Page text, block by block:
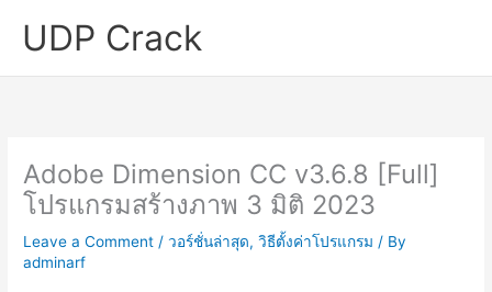
UDP Crack
Adobe Dimension CC v3.6.8 [Full]
โปรแกรมสร้างภาพ 3 มิติ 2023
Leave a Comment /วอร์ชั่นล่าสุด,วิธีตั้งค่าโปรแกรม / By
adminarf